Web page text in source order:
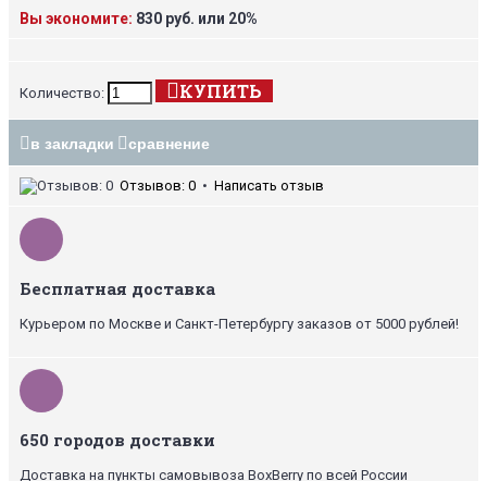
Вы экономите: 830 руб. или 20%
Количество: КУПИТЬ
в закладки сравнение
Отзывов: 0 • Написать отзыв
Бесплатная доставка
Курьером по Москве и Санкт-Петербургу заказов от 5000 рублей!
650 городов доставки
Доставка на пункты самовывоза BoxBerry по всей России